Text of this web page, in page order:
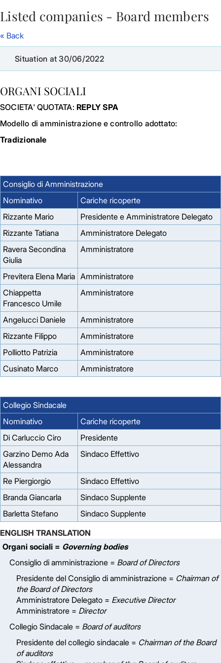
Skip to Main Content
Listed companies - Board members
« Back
Situation at 30/06/2022
ORGANI SOCIALI
SOCIETA' QUOTATA: REPLY SPA
Modello di amministrazione e controllo adottato:
Tradizionale
Consiglio di Amministrazione
Nominativo
Cariche ricoperte
Rizzante Mario
Presidente e Amministratore Delegato
Rizzante Tatiana
Amministratore Delegato
Ravera Secondina
Giulia
Amministratore
Previtera Elena Maria Amministratore
Chiappetta
Francesco Umile
Amministratore
Angelucci Daniele
Amministratore
Rizzante Filippo
Amministratore
Polliotto Patrizia
Amministratore
Cusinato Marco
Amministratore
Collegio Sindacale
Nominativo
Cariche ricoperte
Di Carluccio Ciro
Presidente
Garzino Demo Ada
Alessandra
Sindaco Effettivo
Re Piergiorgio
Sindaco Effettivo
Branda Giancarla
Sindaco Supplente
Barletta Stefano
Sindaco Supplente
ENGLISH TRANSLATION
Organi sociali = Governing bodies
Consiglio di amministrazione = Board of Directors
Presidente del Consiglio di amministrazione = Chairman of
the Board of Directors
Amministratore Delegato = Executive Director
Amministratore = Director
Collegio Sindacale = Board of auditors
Presidente del collegio sindacale = Chairman of the Board
of auditors